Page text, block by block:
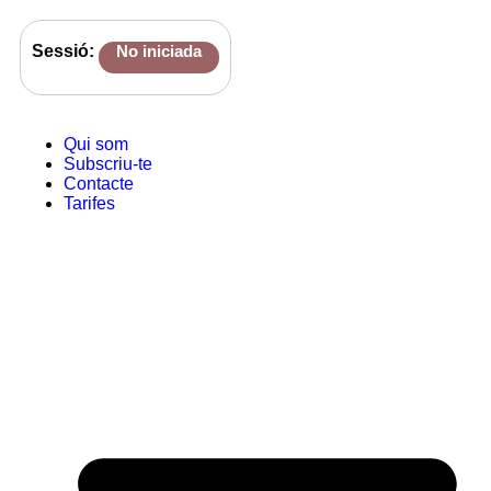
Sessió: No iniciada
Qui som
Subscriu-te
Contacte
Tarifes